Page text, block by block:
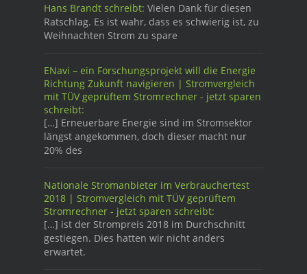
Hans Brandt schreibt: Vielen Dank für diesen
Ratschlag. Es ist wahr, dass es schwierig ist, zu
Weihnachten Strom zu spare
ENavi – ein Forschungsprojekt will die Energie
Richtung Zukunft navigieren | Stromvergleich
mit TÜV geprüftem Stromrechner - jetzt sparen
schreibt:
[…] Erneuerbare Energie sind im Stromsektor
längst angekommen, doch dieser macht nur
20% des
Nationale Stromanbieter im Verbrauchertest
2018 | Stromvergleich mit TÜV geprüftem
Stromrechner - jetzt sparen schreibt:
[…] ist der Strompreis 2018 im Durchschnitt
gestiegen. Dies hatten wir nicht anders
erwartet.